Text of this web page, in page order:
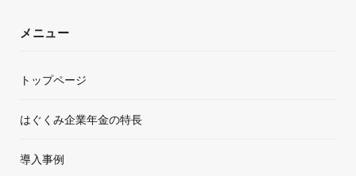
o
メニュー
トップページ
はぐくみ企業年金の特長
導入事例